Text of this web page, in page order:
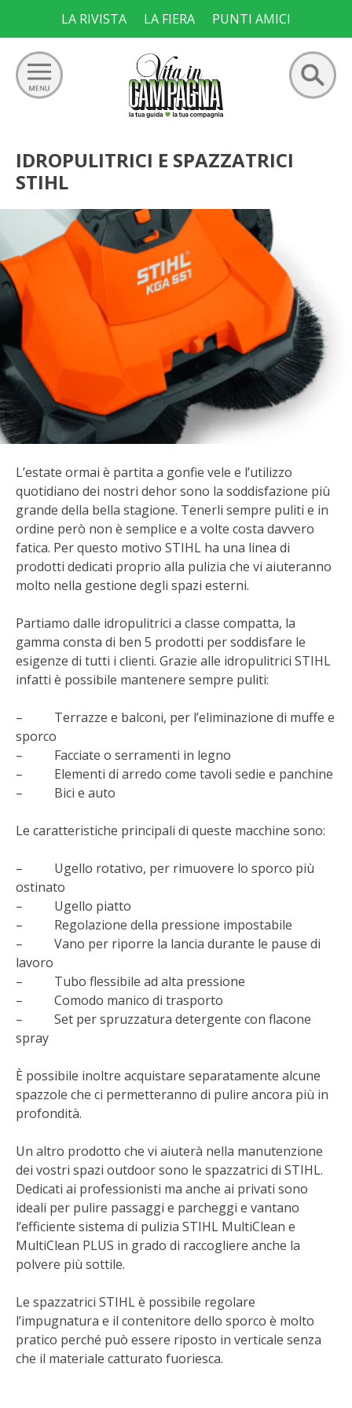
content
LA RIVISTA LA FIERA PUNTI AMICI
per:
GIARDINO
ORTO
FRUTTETO
VIGNETO
ALLEVAMENTI
BIODIVERSITÀ
CUCINA
PRODOTTI
FARFALLE DELLA CAMPAGNA
PICCOLO POLLAIO
STORIE DEI LETTORI
CONSERVARE LA FRUTTA
CONSERVE DELL’ORTO
FACEM
STIHL
BLUMEN
NOCCIOLA DI CALABRIA
PELLENC
MEDICINA DEI SEMPLICI
SCONTI NOVEMBRE
COMPO
HUSQVARNA
ZAPI GARDEN
BENZA
ORTO BIO – TECNICHE DI COLTIVAZIONE
THERMACELL
TAP TRAP
IL MIO ORTO
ANIMALI UMANI E NON UMANI
IL MIO 2025
COLTIVARE L’OLIVO
IDROPULITRICI E SPAZZATRICI
STIHL
L’estate ormai è partita a gonfie vele e l’utilizzo
quotidiano dei nostri dehor sono la soddisfazione più
grande della bella stagione. Tenerli sempre puliti e in
ordine però non è semplice e a volte costa davvero
fatica. Per questo motivo STIHL ha una linea di
prodotti dedicati proprio alla pulizia che vi aiuteranno
molto nella gestione degli spazi esterni.
Partiamo dalle idropulitrici a classe compatta, la
gamma consta di ben 5 prodotti per soddisfare le
esigenze di tutti i clienti. Grazie alle idropulitrici STIHL
infatti è possibile mantenere sempre puliti:
– Terrazze e balconi, per l’eliminazione di muffe e
sporco
– Facciate o serramenti in legno
– Elementi di arredo come tavoli sedie e panchine
– Bici e auto
Le caratteristiche principali di queste macchine sono:
– Ugello rotativo, per rimuovere lo sporco più
ostinato
– Ugello piatto
– Regolazione della pressione impostabile
– Vano per riporre la lancia durante le pause di
lavoro
– Tubo flessibile ad alta pressione
– Comodo manico di trasporto
– Set per spruzzatura detergente con flacone
spray
È possibile inoltre acquistare separatamente alcune
spazzole che ci permetteranno di pulire ancora più in
profondità.
Un altro prodotto che vi aiuterà nella manutenzione
dei vostri spazi outdoor sono le spazzatrici di STIHL.
Dedicati ai professionisti ma anche ai privati sono
ideali per pulire passaggi e parcheggi e vantano
l’efficiente sistema di pulizia STIHL MultiClean e
MultiClean PLUS in grado di raccogliere anche la
polvere più sottile.
Le spazzatrici STIHL è possibile regolare
l’impugnatura e il contenitore dello sporco è molto
pratico perché può essere riposto in verticale senza
che il materiale catturato fuoriesca.